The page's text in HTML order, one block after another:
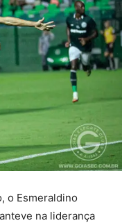
o Esmeraldino
na liderança